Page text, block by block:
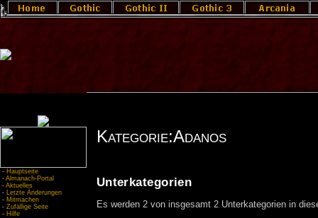
- Hauptseite
- Almanach-Portal
- Aktuelles
- Letzte Änderungen
- Mitmachen
- Zufällige Seite
- Hilfe
Kategorie:Adanos
Unterkategorien
Es werden 2 von insgesamt 2 Unterkategorien in